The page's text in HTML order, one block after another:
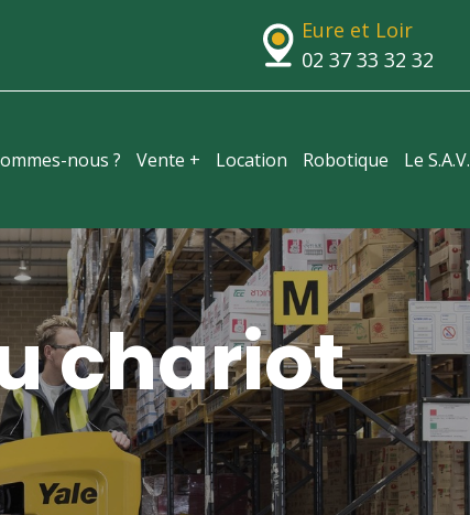
Eure et Loir
02 37 33 32 32
nous ? Vente + Location Robotique Le S.A.V.
chariot